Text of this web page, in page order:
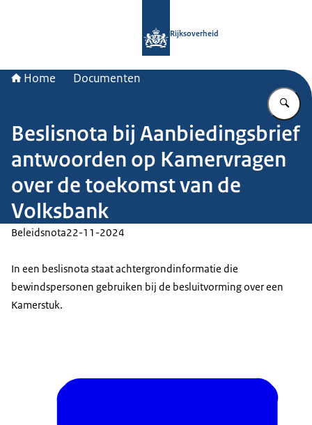
Rijksoverheid
Home Documenten
Beslisnota bij Aanbiedingsbrief
antwoorden op Kamervragen
over de toekomst van de
Volksbank
Beleidsnota22-11-2024
In een beslisnota staat achtergrondinformatie die
bewindspersonen gebruiken bij de besluitvorming over een
Kamerstuk.